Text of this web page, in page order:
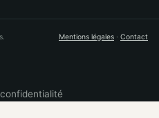
Mentions légales · Contact